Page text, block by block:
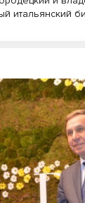
итальянский